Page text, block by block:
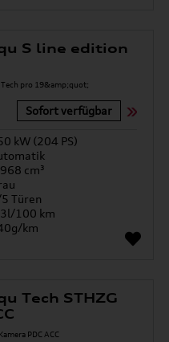
S line edition
Sofort verfügbar
kW (204 PS)
cm³
Türen
100 km
km
Tech STHZG